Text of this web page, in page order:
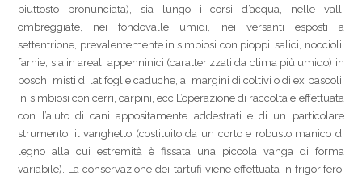
piuttosto pronunciata), sia lungo i corsi d’acqua, nelle valli
ombreggiate, nei fondovalle umidi, nei versanti esposti a
settentrione, prevalentemente in simbiosi con pioppi, salici, noccioli,
farnie, sia in areali appenninici (caratterizzati da clima più umido) in
boschi misti di latifoglie caduche, ai margini di coltivi o di ex pascoli,
in simbiosi con cerri, carpini, ecc.L’operazione di raccolta è effettuata
con l’aiuto di cani appositamente addestrati e di un particolare
strumento, il vanghetto (costituito da un corto e robusto manico di
legno alla cui estremità è fissata una piccola vanga di forma
variabile). La conservazione dei tartufi viene effettuata in frigorifero,